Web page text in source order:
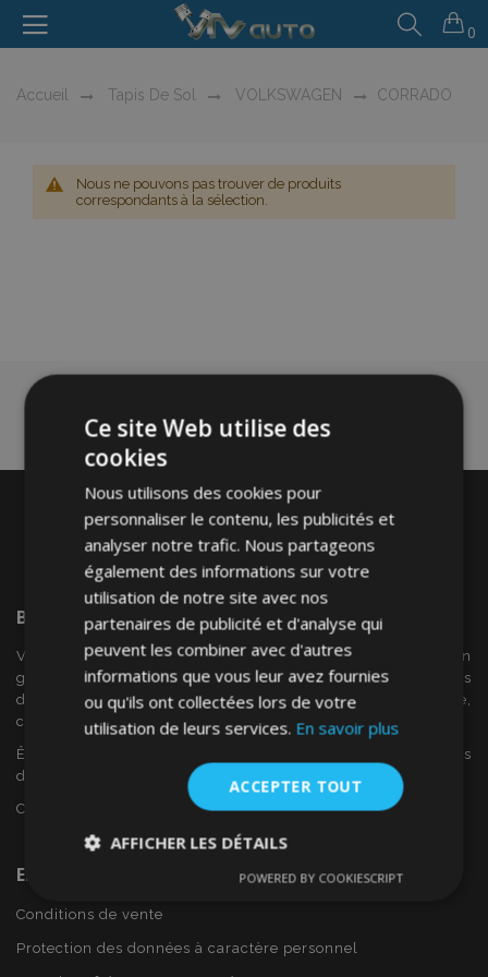
0
Accueil Tapis De Sol VOLKSWAGEN CORRADO
Nous ne pouvons pas trouver de produits
correspondants à la sélection.
Bienvenue SurVTVAuto
VTV voiture est un détaillant européen et fournisseur en
gros d'accessoires automobiles tels que:. les enjoliveurs, les
déflecteurs de vent, housses de siège, tapis de voiture,
couvertures de chrome et cadres ...
Êtes-vous intéressé par dropshipping ou voulez-vous
devenir notre partenaire?
Contactez-nous dès aujourd'hui!
En Savoir Plus Sur VTVAuto
Conditions de vente
Protection des données à caractère personnel
Ce site Web utilise des
cookies
Nous utilisons des cookies pour
personnaliser le contenu, les publicités et
analyser notre trafic. Nous partageons
également des informations sur votre
utilisation de notre site avec nos
partenaires de publicité et d'analyse qui
peuvent les combiner avec d'autres
informations que vous leur avez fournies
ou qu'ils ont collectées lors de votre
utilisation de leurs services. En savoir plus
ACCEPTER TOUT
AFFICHER LES DÉTAILS
nécessaires
Performance Ciblage
POWERED BY COOKIESCRIPT